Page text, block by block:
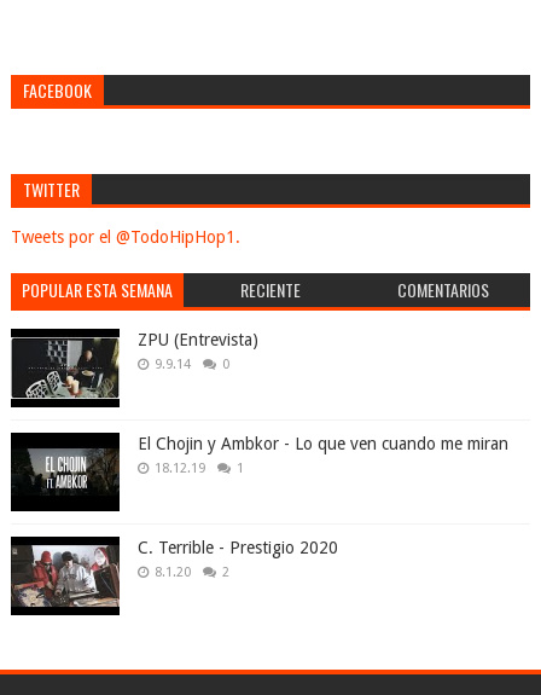
FACEBOOK
TWITTER
Tweets por el @TodoHipHop1.
POPULAR ESTA SEMANA RECIENTE COMENTARIOS
ZPU (Entrevista)
9.9.14 0
El Chojin y Ambkor - Lo que ven cuando me miran
18.12.19 1
C. Terrible - Prestigio 2020
8.1.20 2